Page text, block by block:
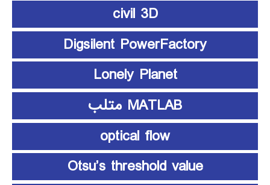
civil 3D
Digsilent PowerFactory
Lonely Planet
MATLAB متلب
optical flow
Otsu’s threshold value